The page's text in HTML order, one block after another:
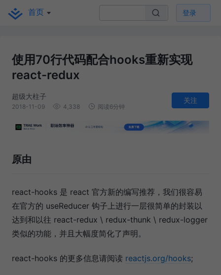
首页 登录
使用70行代码配合hooks重新实现
react-redux
超级大柱子
2018-11-09 4,338 阅读6分钟
关注
原由
react-hooks 是 react 官方新的编写推荐，我们很容易
在官方的 useReducer 钩子上进行一层很简单的封装以
达到和以往 react-redux \ redux-thunk \ redux-logger
类似的功能，并且大幅度简化了声明。
react-hooks 的更多信息请阅读 reactjs.org/hooks;